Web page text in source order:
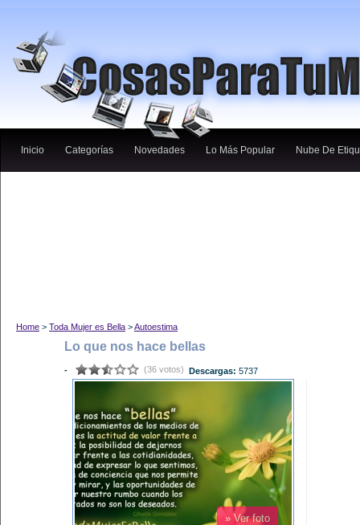
Inicio Categorías Novedades Lo Más Popular Nube De
Home > Toda Mujer es Bella >Autoestima
Lo que nos hace bellas
- (36 votos) Descargas: 5737
» Ver foto